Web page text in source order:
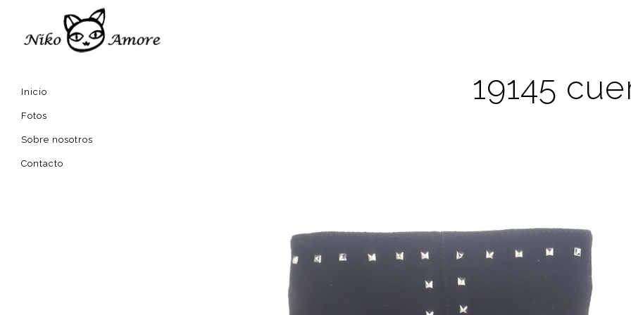
Inicio
Fotos
Sobre nosotros
Contacto
19145